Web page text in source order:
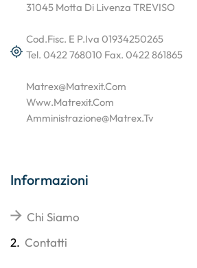
31045 Motta Di Livenza TREVISO
Cod.Fisc. E P.Iva 01934250265
Tel. 0422 768010 Fax. 0422 861865
Matrex@matrexit.com
Www.matrexit.com
Amministrazione@matrex.tv
Informazioni
Chi Siamo
2. Contatti